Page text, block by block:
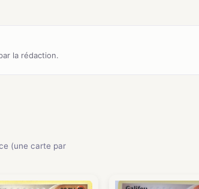
la rédaction.
(une carte par